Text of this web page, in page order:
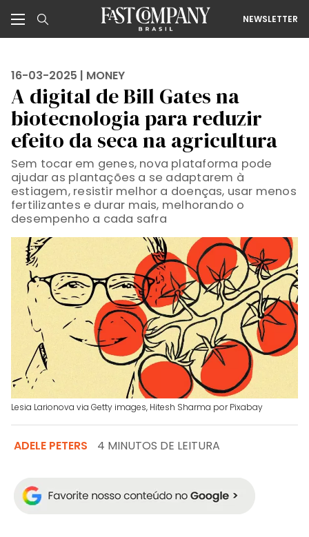
NEWSLETTER
16-03-2025 | MONEY
A digital de Bill Gates na
biotecnologia para reduzir
efeito da seca na agricultura
Sem tocar em genes, nova plataforma pode
ajudar as plantações a se adaptarem à
estiagem, resistir melhor a doenças, usar menos
fertilizantes e durar mais, melhorando o
desempenho a cada safra
Lesia Larionova via Getty images, Hitesh Sharma por Pixabay
ADELE PETERS 4 MINUTOS DE LEITURA